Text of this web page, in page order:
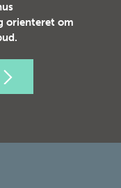
orienteret om